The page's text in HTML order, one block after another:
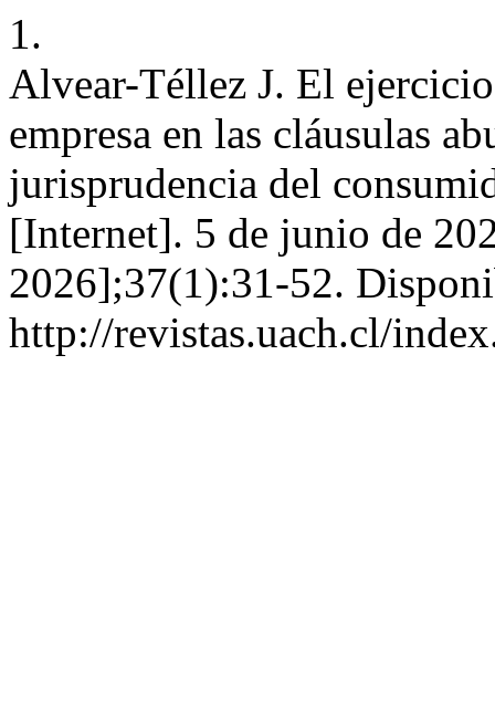
1.
Alvear-Téllez J. El
empresa en las cláusulas
jurisprudencia del
[Internet]. 5 de junio de
2026];37(1):31-52.
http://revistas.uach.cl/